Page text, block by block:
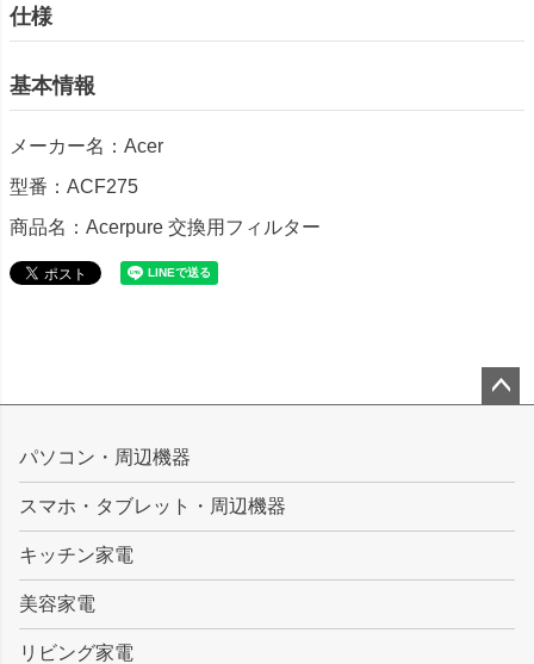
仕様
基本情報
メーカー名：Acer
型番：ACF275
商品名：Acerpure 交換用フィルター
ップ
パソコン・周辺機器
スマホ・タブレット・周辺機器
キッチン家電
美容家電
リビング家電